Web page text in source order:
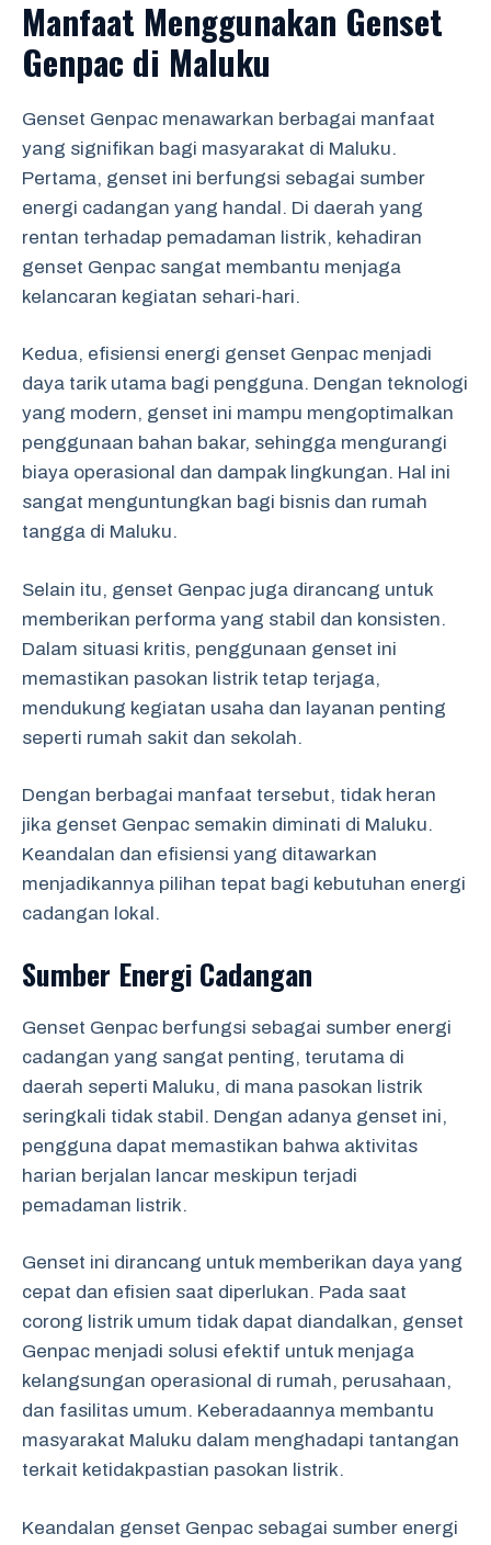
Manfaat Menggunakan Genset
Genpac di Maluku
Genset Genpac menawarkan berbagai manfaat
yang signifikan bagi masyarakat di Maluku.
Pertama, genset ini berfungsi sebagai sumber
energi cadangan yang handal. Di daerah yang
rentan terhadap pemadaman listrik, kehadiran
genset Genpac sangat membantu menjaga
kelancaran kegiatan sehari-hari.
Kedua, efisiensi energi genset Genpac menjadi
daya tarik utama bagi pengguna. Dengan teknologi
yang modern, genset ini mampu mengoptimalkan
penggunaan bahan bakar, sehingga mengurangi
biaya operasional dan dampak lingkungan. Hal ini
sangat menguntungkan bagi bisnis dan rumah
tangga di Maluku.
Selain itu, genset Genpac juga dirancang untuk
memberikan performa yang stabil dan konsisten.
Dalam situasi kritis, penggunaan genset ini
memastikan pasokan listrik tetap terjaga,
mendukung kegiatan usaha dan layanan penting
seperti rumah sakit dan sekolah.
Dengan berbagai manfaat tersebut, tidak heran
jika genset Genpac semakin diminati di Maluku.
Keandalan dan efisiensi yang ditawarkan
menjadikannya pilihan tepat bagi kebutuhan energi
cadangan lokal.
Sumber Energi Cadangan
Genset Genpac berfungsi sebagai sumber energi
cadangan yang sangat penting, terutama di
daerah seperti Maluku, di mana pasokan listrik
seringkali tidak stabil. Dengan adanya genset ini,
pengguna dapat memastikan bahwa aktivitas
harian berjalan lancar meskipun terjadi
pemadaman listrik.
Genset ini dirancang untuk memberikan daya yang
cepat dan efisien saat diperlukan. Pada saat
corong listrik umum tidak dapat diandalkan, genset
Genpac menjadi solusi efektif untuk menjaga
kelangsungan operasional di rumah, perusahaan,
dan fasilitas umum. Keberadaannya membantu
masyarakat Maluku dalam menghadapi tantangan
terkait ketidakpastian pasokan listrik.
Keandalan genset Genpac sebagai sumber energi